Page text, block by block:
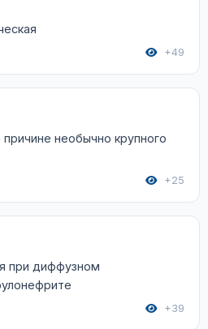
+49
необычно крупного
+25
при диффузном
+39